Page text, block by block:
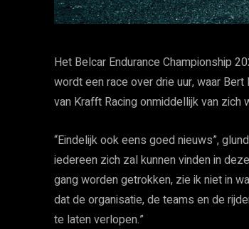
Het Belcar Endurance Championship
wordt een race over drie uur, waar
van Krafft Racing onmiddellijk van zich
“Eindelijk ook eens goed nieuws”,
iedereen zich zal kunnen vinden in
gang worden getrokken, zie ik niet in
dat de organisatie, de teams en de
te laten verlopen.”